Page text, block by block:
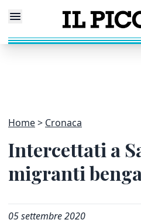
Home Cronaca
Intercettati a
migranti
05 settembre 2020